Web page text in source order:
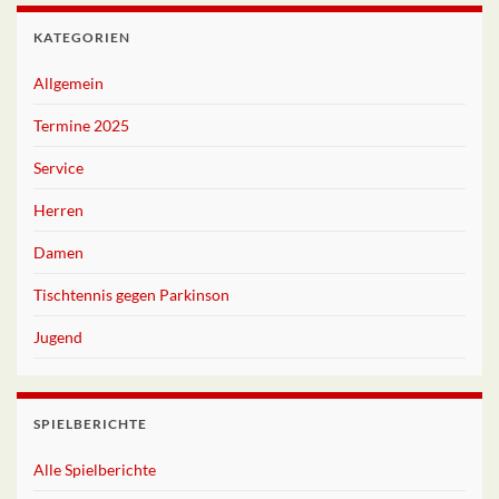
KATEGORIEN
Allgemein
Termine 2025
Service
Herren
Damen
Tischtennis gegen Parkinson
Jugend
SPIELBERICHTE
Alle Spielberichte